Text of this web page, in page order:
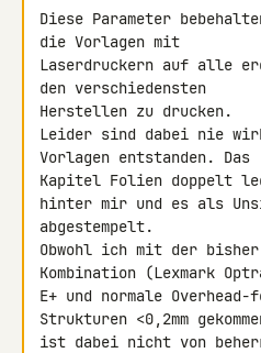
Diese Parameter
die Vorlagen mit
Laserdruckern auf alle
den verschiedensten
Herstellen zu drucken.
Leider sind dabei nie
Vorlagen entstanden. Das
Kapitel Folien doppelt
hinter mir und es als
abgestempelt.
Obwohl ich mit der bisher
Kombination (Lexmark
E+ und normale
Strukturen <0,2mm
ist dabei nicht von